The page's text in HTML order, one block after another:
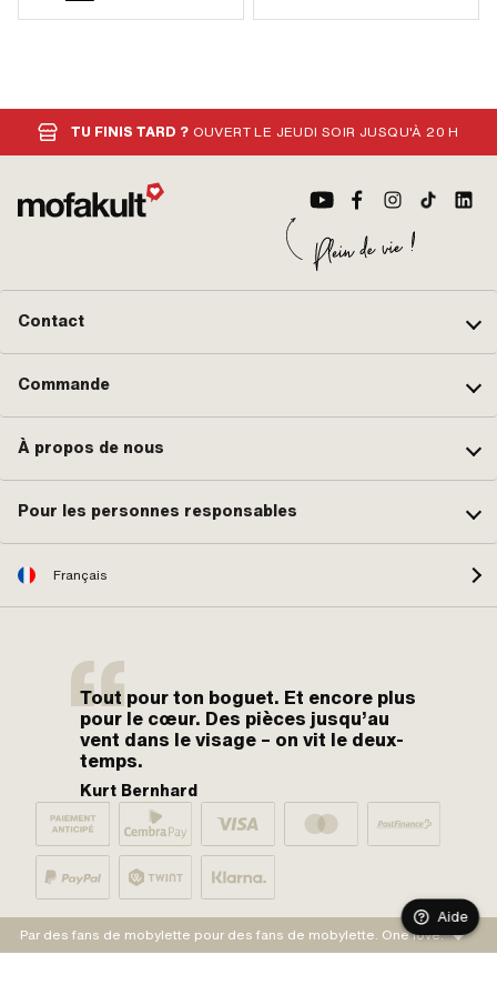
TU FINIS TARD ? OUVERT LE JEUDI SOIR JUSQU'À 20 H
Contact
Commande
À propos de nous
Pour les personnes responsables
Français
Tout pour ton boguet. Et encore plus
pour le cœur. Des pièces jusqu’au
vent dans le visage – on vit le deux-
temps.
Kurt Bernhard
Par des fans de mobylette pour des fans de mobylette. One love.
Aide